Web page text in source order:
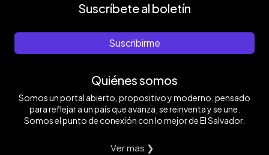
Suscríbete al boletín
Suscribirme
Quiénes somos
Somos un portal abierto, propositivo y moderno, pensado
para reflejar a un país que avanza, se reinventa y se une.
Somos el punto de conexión con lo mejor de El Salvador.
Ver mas ❯